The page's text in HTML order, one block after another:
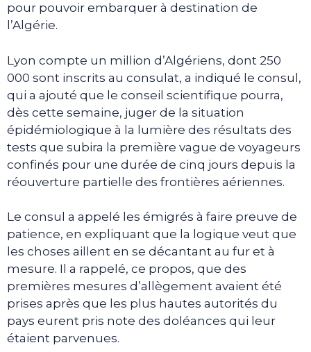
pour pouvoir embarquer à destination de
l’Algérie.
Lyon compte un million d’Algériens, dont 250
000 sont inscrits au consulat, a indiqué le consul,
qui a ajouté que le conseil scientifique pourra,
dès cette semaine, juger de la situation
épidémiologique à la lumière des résultats des
tests que subira la première vague de voyageurs
confinés pour une durée de cinq jours depuis la
réouverture partielle des frontières aériennes.
Le consul a appelé les émigrés à faire preuve de
patience, en expliquant que la logique veut que
les choses aillent en se décantant au fur et à
mesure. Il a rappelé, ce propos, que des
premières mesures d’allègement avaient été
prises après que les plus hautes autorités du
pays eurent pris note des doléances qui leur
étaient parvenues.